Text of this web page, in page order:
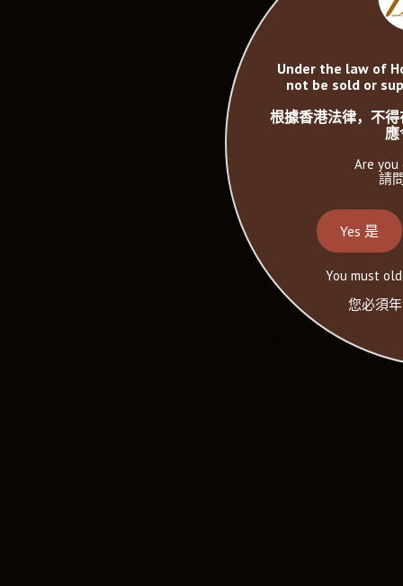
Under the law of
not be sold or
根據香港法律，不
應
Are
請
Yes 是
You must
您必須